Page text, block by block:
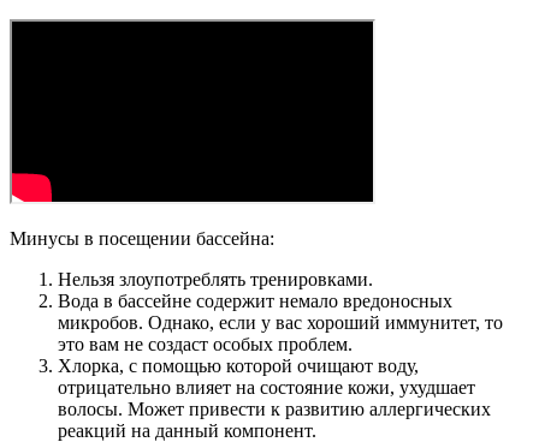
Минусы в посещении бассейна:
Нельзя злоупотреблять тренировками.
Вода в бассейне содержит немало вредоносных
микробов. Однако, если у вас хороший иммунитет, то
это вам не создаст особых проблем.
Хлорка, с помощью которой очищают воду,
отрицательно влияет на состояние кожи, ухудшает
волосы. Может привести к развитию аллергических
реакций на данный компонент.